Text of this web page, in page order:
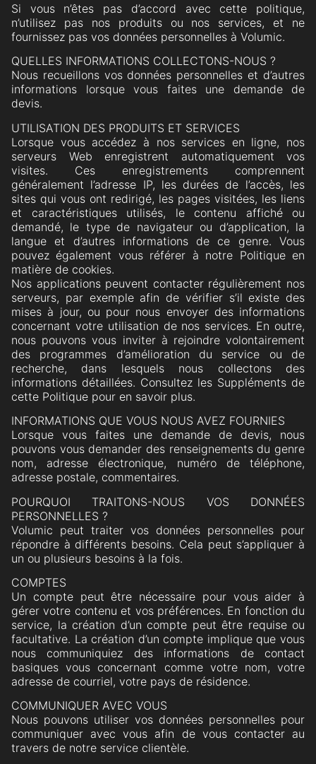
Si vous n’êtes pas d’accord avec cette politique,
n’utilisez pas nos produits ou nos services, et ne
fournissez pas vos données personnelles à Volumic.
QUELLES INFORMATIONS COLLECTONS-NOUS ?
Nous recueillons vos données personnelles et d’autres
informations lorsque vous faites une demande de
devis.
UTILISATION DES PRODUITS ET SERVICES
Lorsque vous accédez à nos services en ligne, nos
serveurs Web enregistrent automatiquement vos
visites. Ces enregistrements comprennent
généralement l’adresse IP, les durées de l’accès, les
sites qui vous ont redirigé, les pages visitées, les liens
et caractéristiques utilisés, le contenu affiché ou
demandé, le type de navigateur ou d’application, la
langue et d’autres informations de ce genre. Vous
pouvez également vous référer à notre Politique en
matière de cookies.
Nos applications peuvent contacter régulièrement nos
serveurs, par exemple afin de vérifier s’il existe des
mises à jour, ou pour nous envoyer des informations
concernant votre utilisation de nos services. En outre,
nous pouvons vous inviter à rejoindre volontairement
des programmes d’amélioration du service ou de
recherche, dans lesquels nous collectons des
informations détaillées. Consultez les Suppléments de
cette Politique pour en savoir plus.
INFORMATIONS QUE VOUS NOUS AVEZ FOURNIES
Lorsque vous faites une demande de devis, nous
pouvons vous demander des renseignements du genre
nom, adresse électronique, numéro de téléphone,
adresse postale, commentaires.
POURQUOI TRAITONS-NOUS VOS DONNÉES
PERSONNELLES ?
Volumic peut traiter vos données personnelles pour
répondre à différents besoins. Cela peut s’appliquer à
un ou plusieurs besoins à la fois.
COMPTES
Un compte peut être nécessaire pour vous aider à
gérer votre contenu et vos préférences. En fonction du
service, la création d’un compte peut être requise ou
facultative. La création d’un compte implique que vous
nous communiquiez des informations de contact
basiques vous concernant comme votre nom, votre
adresse de courriel, votre pays de résidence.
COMMUNIQUER AVEC VOUS
Nous pouvons utiliser vos données personnelles pour
communiquer avec vous afin de vous contacter au
travers de notre service clientèle.